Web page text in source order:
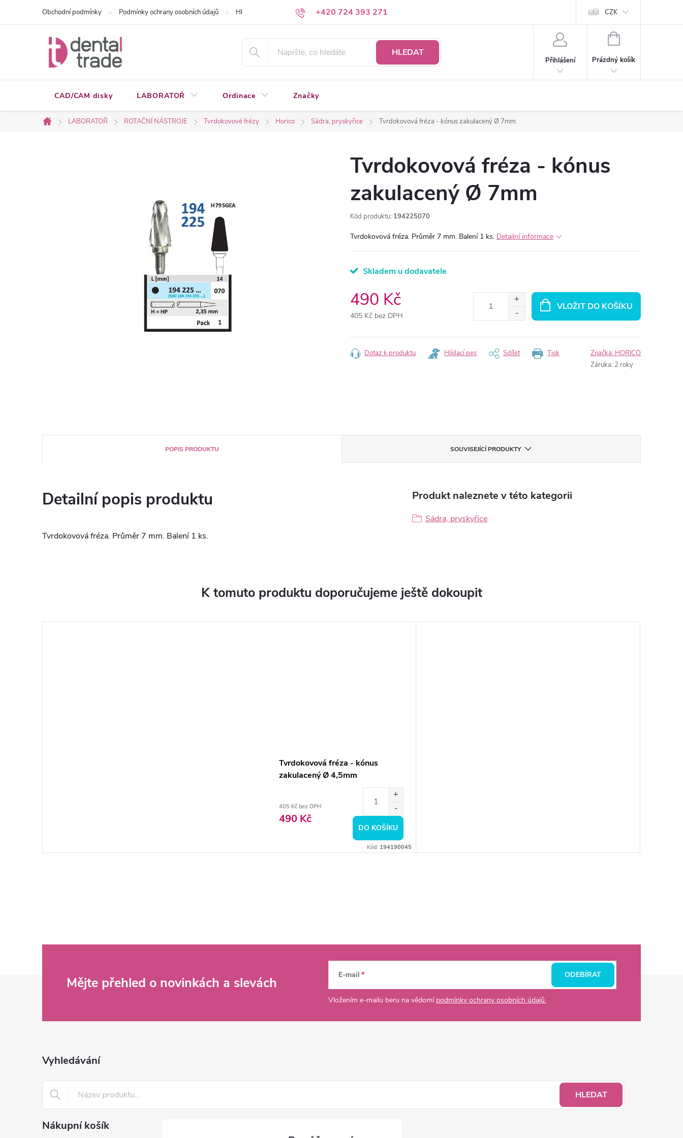
+420 724 393 271
Obchodní podmínky Podmínky ochrany osobních údajů Hledáte a nenacházíte? Napište nám CZK
HLEDAT
Přihlášení
NÁKUPNÍ
Prázdný košík
CAD/CAM disky LABORATOŘ Ordinace Značky
Domů
LABORATOŘ ROTAČNÍ NÁSTROJE Tvrdokovové frézy Horico Sádra, pryskyřice Tvrdokovová fréza - kónus zakulacený Ø 7mm
Tvrdokovová fréza - kónus
zakulacený Ø 7mm
Kód produktu: 194225070
Tvrdokovová fréza. Průměr 7 mm. Balení 1 ks. Detailní informace
Skladem u dodavatele
490 Kč
405 Kč bez DPH
cena:
VLOŽIT DO KOŠÍKU
Tisk
Dotaz k produktu Hlídací pes Sdílet Značka: HORICO
Záruka: 2 roky
POPIS PRODUKTU SOUVISEJÍCÍ PRODUKTY
Detailní popis produktu
Tvrdokovová fréza. Průměr 7 mm. Balení 1 ks.
Produkt naleznete v této kategorii
Sádra, pryskyřice
K tomuto produktu doporučujeme ještě dokoupit
Tvrdokovová fréza - kónus
zakulacený Ø 4,5mm
405 Kč bez DPH
490 Kč
DO KOŠÍKU
Kód: 194190045
Mějte přehled o novinkách a slevách E-mail
Vložením e-mailu beru na vědomí podmínky ochrany osobních údajů.
ODEBÍRAT
Vyhledávání
HLEDAT
Nákupní košík